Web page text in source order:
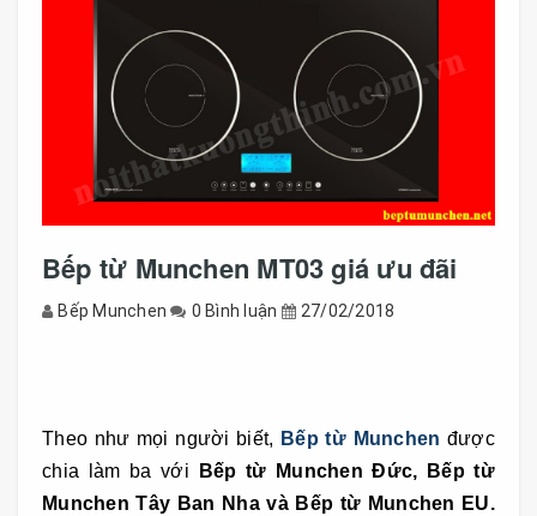
Bếp từ Munchen MT03 giá ưu đãi
Bếp Munchen 0 Bình luận 27/02/2018
Theo như mọi người biết, Bếp từ Munchen được
chia làm ba với
Bếp từ Munchen Đức, Bếp từ
Munchen Tây Ban Nha và Bếp từ Munchen EU.